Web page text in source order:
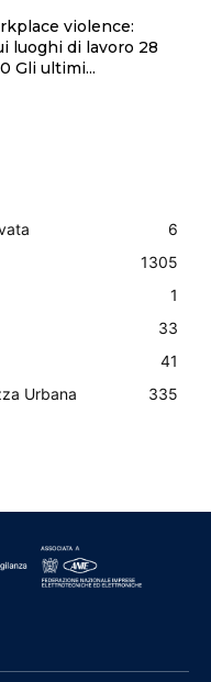
di lavoro 28
febbraio 2023 dalle 9:00 alle 18:00 Gli ultimi...
6
1305
1
33
41
Urbana
335